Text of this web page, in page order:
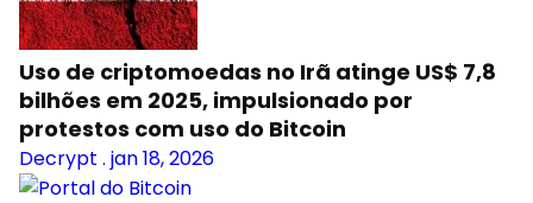
Uso de criptomoedas no Irã atinge US$ 7,8
bilhões em 2025, impulsionado por
protestos com uso do Bitcoin
Decrypt . jan 18, 2026